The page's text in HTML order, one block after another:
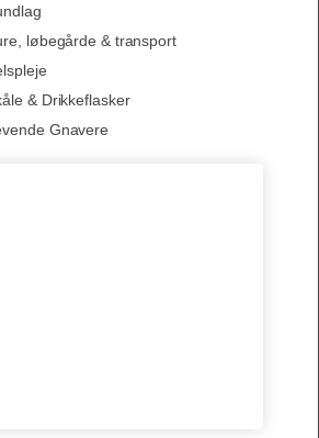
løbegårde & transport
& Drikkeflasker
Gnavere